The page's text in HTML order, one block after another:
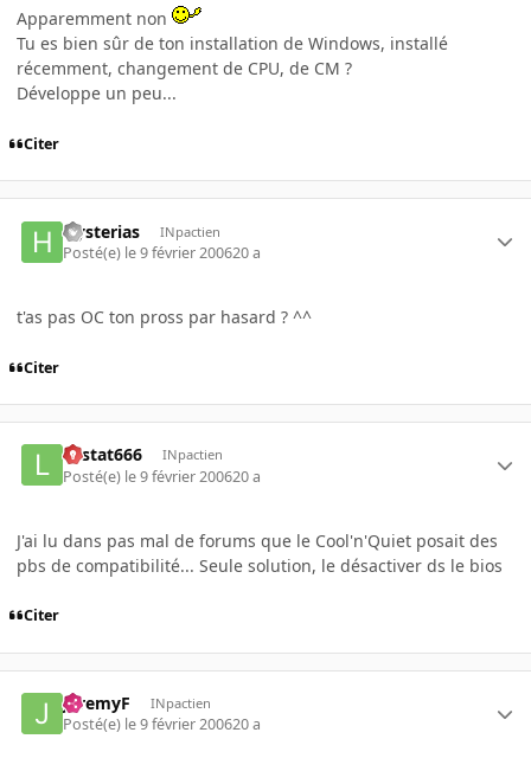
Apparemment non
Tu es bien sûr de ton installation de Windows, installé
récemment, changement de CPU, de CM ?
Développe un peu...
Citer
Hysterias INpactien
Posté(e) le 9 février 200620 a
t'as pas OC ton pross par hasard ? ^^
Citer
Lestat666 INpactien
Posté(e) le 9 février 200620 a
J'ai lu dans pas mal de forums que le Cool'n'Quiet posait des
pbs de compatibilité... Seule solution, le désactiver ds le bios
Citer
JeremyF INpactien
Posté(e) le 9 février 200620 a